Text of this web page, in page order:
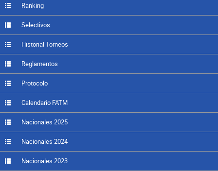
Ranking
Selectivos
Historial Torneos
Reglamentos
Protocolo
Calendario FATM
Nacionales 2025
Nacionales 2024
Nacionales 2023